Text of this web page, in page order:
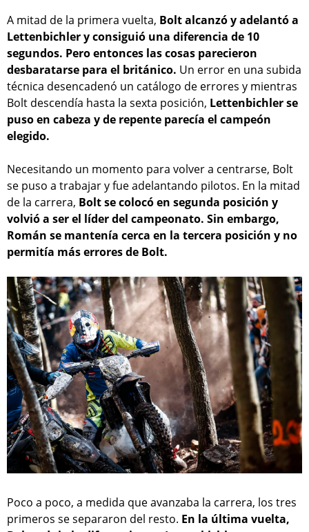
A mitad de la primera vuelta, Bolt alcanzó y adelantó a
Lettenbichler y consiguió una diferencia de 10
segundos. Pero entonces las cosas parecieron
desbaratarse para el británico. Un error en una subida
técnica desencadenó un catálogo de errores y mientras
Bolt descendía hasta la sexta posición, Lettenbichler se
puso en cabeza y de repente parecía el campeón
elegido.
Necesitando un momento para volver a centrarse, Bolt
se puso a trabajar y fue adelantando pilotos. En la mitad
de la carrera, Bolt se colocó en segunda posición y
volvió a ser el líder del campeonato. Sin embargo,
Román se mantenía cerca en la tercera posición y no
permitía más errores de Bolt.
Poco a poco, a medida que avanzaba la carrera, los tres
primeros se separaron del resto. En la última vuelta,